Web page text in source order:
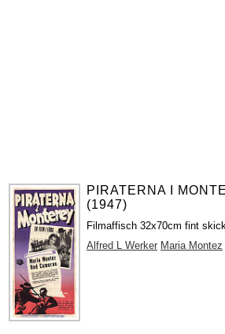
PIRATERNA I
(1947)
Filmaffisch 32x70cm fint
Alfred L Werker Maria Montez